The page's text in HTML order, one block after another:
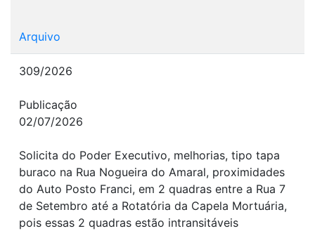
Arquivo
309/2026
Publicação
02/07/2026
Solicita do Poder Executivo, melhorias, tipo tapa
buraco na Rua Nogueira do Amaral, proximidades
do Auto Posto Franci, em 2 quadras entre a Rua 7
de Setembro até a Rotatória da Capela Mortuária,
pois essas 2 quadras estão intransitáveis